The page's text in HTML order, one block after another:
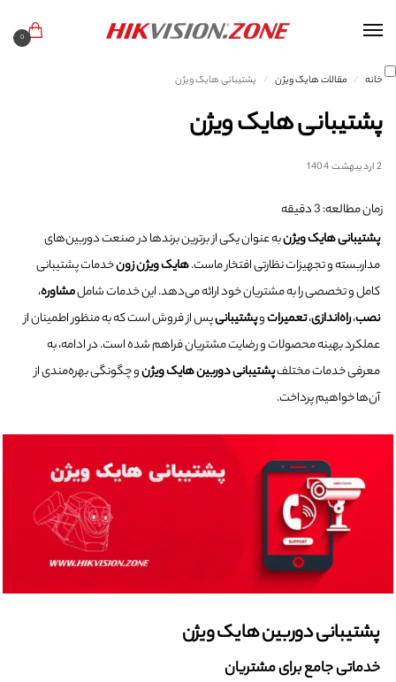
0
خانه / مقالات هایک ویژن / پشتیبانی هایک ویژن
پشتیبانی هایک ویژن
2 اردیبهشت 1404
زمان مطالعه:3دقیقه
پشتیبانی هایک ویژنبه عنوان یکی از برترین برندها در صنعت دوربین‌های
مداربسته و تجهیزات نظارتی افتخار ماست.هایک ویژن زونخدمات پشتیبانی
کامل و تخصصی را به مشتریان خود ارائه می‌دهد. این خدمات شاملمشاوره،
نصب،راه‌اندازی،تعمیراتوپشتیبانیپس از فروش است که به منظور اطمینان از
عملکرد بهینه محصولات و رضایت مشتریان فراهم شده است. در ادامه، به
معرفی خدمات مختلفپشتیبانی دوربین هایک ویژنو چگونگی بهره‌مندی از
آن‌ها خواهیم پرداخت.
پشتیبانی دوربین هایک ویژن
خدماتی جامع برای مشتریان